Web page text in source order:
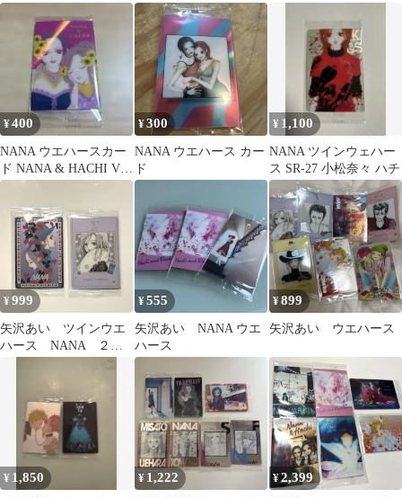
レット 2枚セット
品
¥400
NANA ウエハースカー
ド NANA & HACHI VR-
30
¥300
NANA ウエハース カー
ド
¥ 1,100
NANA ツインウェハー
ス SR-27 小松奈々 ハチ
¥999
矢沢あい ツインウエ
ハース NANA ２枚
¥555
矢沢あい NANA ウエ
ハース
¥899
矢沢あい ウエハース
¥ 1,850 ¥ 1,222 ¥2,399